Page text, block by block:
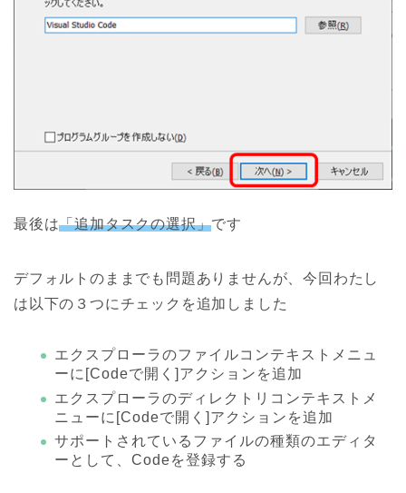
最後は「追加タスクの選択」です
デフォルトのままでも問題ありませんが、今回わたし
は以下の３つにチェックを追加しました
エクスプローラのファイルコンテキストメニュ
ーに[Codeで開く]アクションを追加
エクスプローラのディレクトリコンテキストメ
ニューに[Codeで開く]アクションを追加
サポートされているファイルの種類のエディタ
ーとして、Codeを登録する